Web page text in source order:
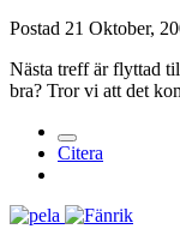
Postad 21 Oktober,
Nästa treff är flyttad
bra? Tror vi att det
Citera